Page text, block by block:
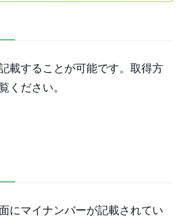
載することが可能です。取得方
ください。
にマイナンバーが記載されてい